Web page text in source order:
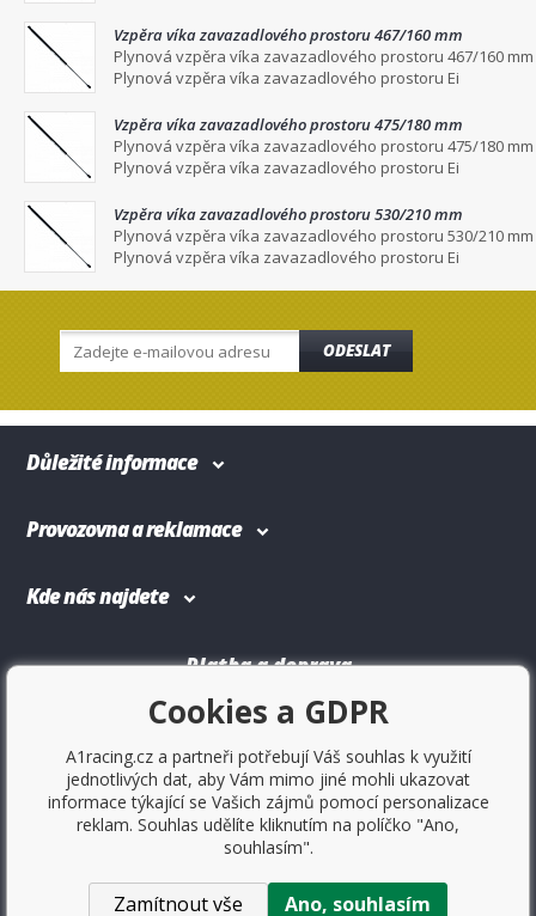
Vzpěra víka zavazadlového prostoru 467/160 mm
Plynová vzpěra víka zavazadlového prostoru 467/160 mm
Plynová vzpěra víka zavazadlového prostoru Ei
Vzpěra víka zavazadlového prostoru 475/180 mm
Plynová vzpěra víka zavazadlového prostoru 475/180 mm
Plynová vzpěra víka zavazadlového prostoru Ei
Vzpěra víka zavazadlového prostoru 530/210 mm
Plynová vzpěra víka zavazadlového prostoru 530/210 mm
Plynová vzpěra víka zavazadlového prostoru Ei
ODESLAT
Důležité informace
Provozovna a reklamace
Kde nás najdete
Platba a doprava
Copyright © 2017Sportovniautodoplnky.cz- Tuning shop,
Cookies a GDPR
A1racing.cz a partneři potřebují Váš souhlas k využití
jednotlivých dat, aby Vám mimo jiné mohli ukazovat
informace týkající se Vašich zájmů pomocí personalizace
reklam. Souhlas udělíte kliknutím na políčko "Ano,
souhlasím".
Zamítnout vše Ano, souhlasím